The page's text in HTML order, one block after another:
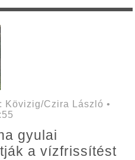
Kövizig/Czira László •
gyulai
a vízfrissítést